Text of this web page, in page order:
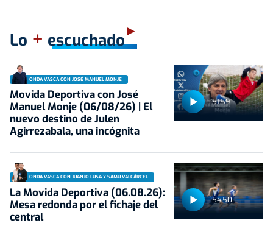
Lo + escuchado
51:59
ONDA VASCA CON JOSÉ MANUEL MONJE
Movida Deportiva con José
Manuel Monje (06/08/26) | El
nuevo destino de Julen
Agirrezabala, una incógnita
54:50
ONDA VASCA CON JUANJO LUSA Y SAMU VALCÁRCEL
La Movida Deportiva (06.08.26):
Mesa redonda por el fichaje del
central